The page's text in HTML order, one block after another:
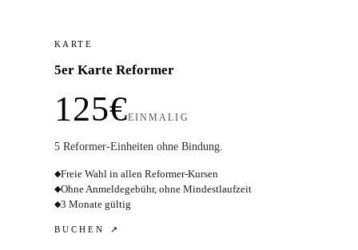
KARTE
5er Karte Reformer
125€EINMALIG
5 Reformer-Einheiten ohne Bindung.
◆Freie Wahl in allen Reformer-Kursen
◆Ohne Anmeldegebühr, ohne Mindestlaufzeit
◆3 Monate gültig
BUCHEN ↗